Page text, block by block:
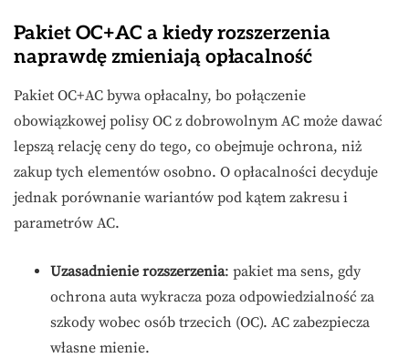
Pakiet OC+AC a kiedy rozszerzenia
naprawdę zmieniają opłacalność
Pakiet OC+AC bywa opłacalny, bo połączenie
obowiązkowej polisy OC z dobrowolnym AC może dawać
lepszą relację ceny do tego, co obejmuje ochrona, niż
zakup tych elementów osobno. O opłacalności decyduje
jednak porównanie wariantów pod kątem zakresu i
parametrów AC.
Uzasadnienie rozszerzenia: pakiet ma sens, gdy
ochrona auta wykracza poza odpowiedzialność za
szkody wobec osób trzecich (OC). AC zabezpiecza
własne mienie.